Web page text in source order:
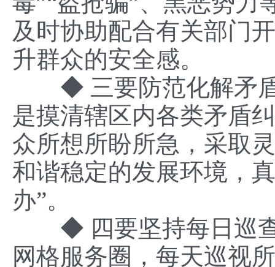
及时协助配合有关部门
升群众的安全感。
◆ 三要防范化解矛盾
是摸清辖区内各类矛盾
众所想所盼所急，采取
和谐稳定的发展环境，
办”。
◆ 四要坚持每日巡查
网格服务圈，每天巡视